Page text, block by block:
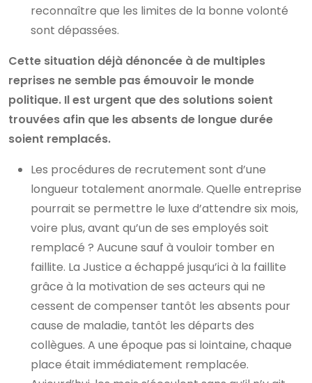
reconnaître que les limites de la bonne volonté
sont dépassées.
Cette situation déjà dénoncée à de multiples
reprises ne semble pas émouvoir le monde
politique. Il est urgent que des solutions soient
trouvées afin que les absents de longue durée
soient remplacés.
Les procédures de recrutement sont d’une
longueur totalement anormale. Quelle entreprise
pourrait se permettre le luxe d’attendre six mois,
voire plus, avant qu’un de ses employés soit
remplacé ? Aucune sauf à vouloir tomber en
faillite. La Justice a échappé jusqu’ici à la faillite
grâce à la motivation de ses acteurs qui ne
cessent de compenser tantôt les absents pour
cause de maladie, tantôt les départs des
collègues. A une époque pas si lointaine, chaque
place était immédiatement remplacée.